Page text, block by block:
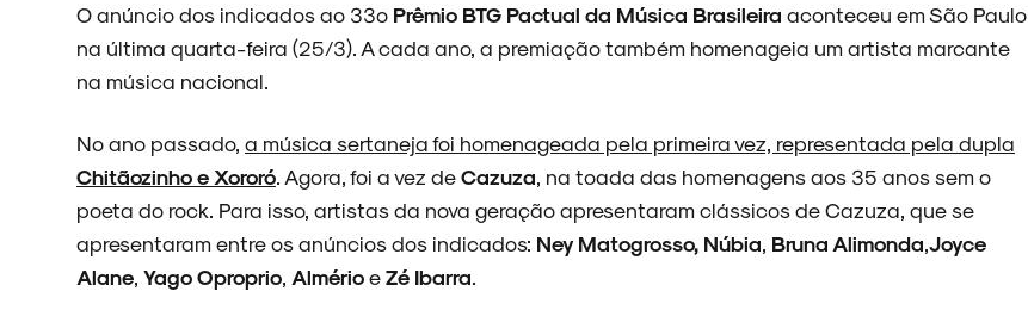
O anúncio dos indicados ao 33º Prêmio BTG Pactual da Música Brasileira aconteceu em São Paulo
na última quarta-feira (25/3). A cada ano, a premiação também homenageia um artista marcante
na música nacional.
No ano passado, a música sertaneja foi homenageada pela primeira vez, representada pela dupla
Chitãozinho e Xororó . Agora, foi a vez deCazuza , na toada das homenagens aos 35 anos sem o
poeta do rock. Para isso, artistas da nova geração apresentaram clássicos de Cazuza, que se
apresentaram entre os anúncios dos indicados: Ney Matogrosso, Núbia Bruna Alimonda Joyce
Alane Yago Oproprio AlmérioeZé Ibarra